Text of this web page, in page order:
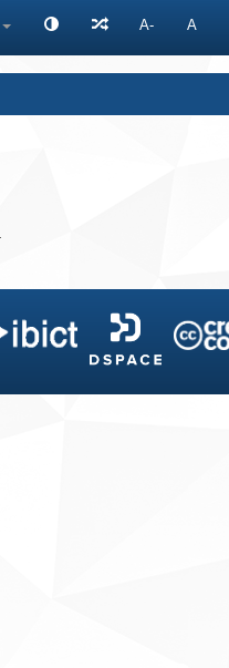
A- A